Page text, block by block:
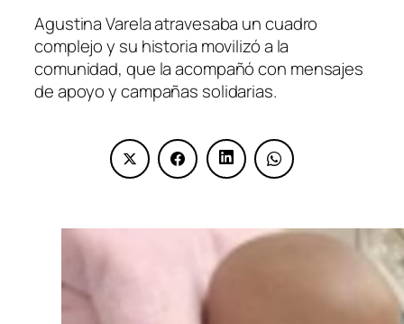
Agustina Varela atravesaba un cuadro
complejo y su historia movilizó a la
comunidad, que la acompañó con mensajes
de apoyo y campañas solidarias.